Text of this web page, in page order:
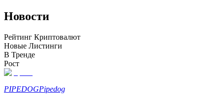
Анализ больших данных, включая торговую информацию
и т. д.
Новости
Рейтинг Криптовалют
Новые Листинги
В Тренде
Рост
PIPEDOGPipedog